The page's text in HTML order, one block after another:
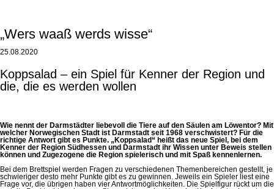
„Wers waaß werds wisse“
25.08.2020
Koppsalad – ein Spiel für Kenner der Region und
die, die es werden wollen
Wie nennt der Darmstädter liebevoll die Tiere auf den Säulen am Löwentor? Mit
welcher Norwegischen Stadt ist Darmstadt seit 1968 verschwistert? Für die
richtige Antwort gibt es Punkte. „Koppsalad“ heißt das neue Spiel, bei dem
Kenner der Region Südhessen und Darmstadt ihr Wissen unter Beweis stellen
können und Zugezogene die Region spielerisch und mit Spaß kennenlernen.
Bei dem Brettspiel werden Fragen zu verschiedenen Themenbereichen gestellt, je
schwieriger desto mehr Punkte gibt es zu gewinnen. Jeweils ein Spieler liest eine
Frage vor, die übrigen haben vier Antwortmöglichkeiten. Die Spielfigur rückt um die